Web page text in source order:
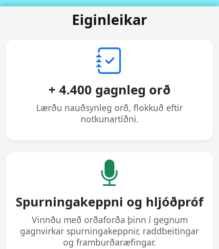
Eiginleikar
+ 4.400 gagnleg orð
Lærðu nauðsynleg orð, flokkuð eftir
notkunartíðni.
Spurningakeppni og hljóðpróf
Vinnðu með orðaforða þinn í gegnum
gagnvirkar spurningakeppnir, raddbeitingar
og framburðaræfingar.